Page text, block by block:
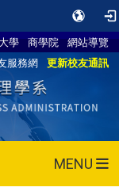
學 商學院
網站導覽
服務網
更新校友通訊
MENU